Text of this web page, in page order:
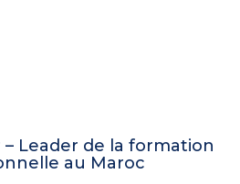
Leader de la formation
au Maroc